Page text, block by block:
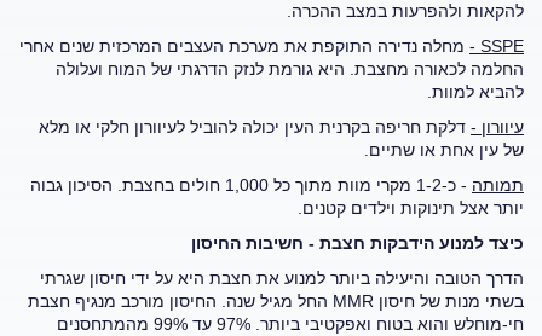
להקאות ולהפרעות במצב ההכרה.
SSPE
- מחלה נדירה התוקפת את מערכת העצבים המרכזית שנים אחרי
החלמה לכאורה מחצבת. היא גורמת לנזק הדרגתי של המוח ועלולה
להביא למוות.
עיוורון - דלקת חריפה בקרנית העין יכולה להוביל לעיוורון חלקי או מלא
של עין אחת או שתיים.
תמותה
- כ-1-2 מקרי מוות מתוך כל 1,000 חולים בחצבת. הסיכון גבוה
יותר אצל תינוקות וילדים קטנים.
כיצד למנוע הידבקות חצבת - חשיבות החיסון
הדרך הטובה והיעילה ביותר למנוע את חצבת היא על ידי חיסון שגרתי
בשתי מנות של חיסון MMR החל מגיל שנה. החיסון מורכב מנגיף חצבת
חי-מוחלש והוא בטוח ואפקטיבי ביותר. 97% עד 99% מהמתחסנים